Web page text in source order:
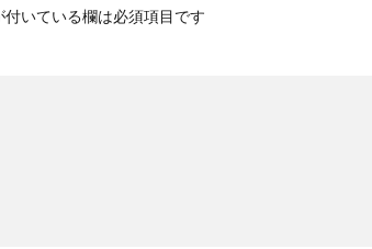
付いている欄は必須項目です